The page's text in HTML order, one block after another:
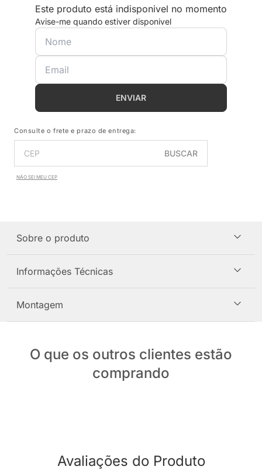
Este produto está indisponivel no momento
Avise-me quando estiver disponivel
ENVIAR
Consulte o frete e prazo de entrega:
BUSCAR
NÃO SEI MEU CEP
Sobre o produto
Informações Técnicas
Montagem
O que os outros clientes estão
comprando
Avaliações do Produto